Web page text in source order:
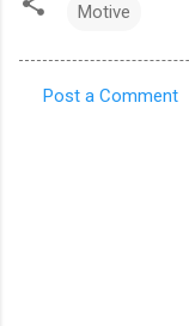
Motive
Post a Comment